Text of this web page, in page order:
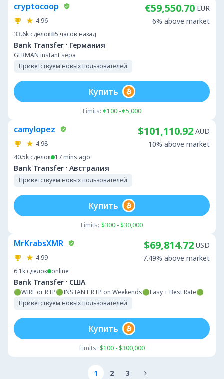
cryptocoop
4.96
33.6k сделок 5 часов назад
Bank Transfer · Германия
GERMAN instant sepa
Приветствуем новых пользователей
€59,550.70 EUR
6% above market
Limits: €100 - €5,000
Купить
camylopez
4.98
40.5k сделок 17 mins ago
Bank Transfer · Австралия
Приветствуем новых пользователей
$101,110.92 AUD
10% above market
Limits: $300 - $30,000
Купить
MrKrabsXMR
4.99
6.1k сделок online
Bank Transfer · США
🟢WIRE or RTP🟢INSTANT RTP on Weekends🟢Easy + Best Rate🟢
Приветствуем новых пользователей
$69,814.72 USD
7.49% above market
Limits: $100 - $300,000
Купить
1 2 3 